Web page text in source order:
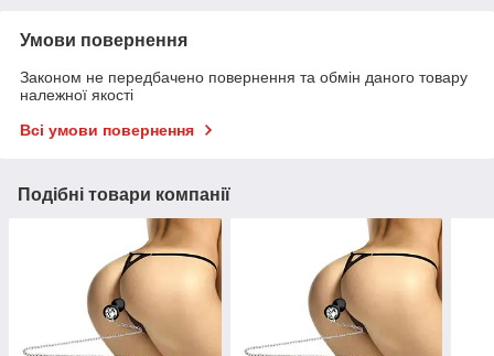
Умови повернення
Законом не передбачено повернення та обмін даного товару
належної якості
Всі умови повернення
Подібні товари компанії